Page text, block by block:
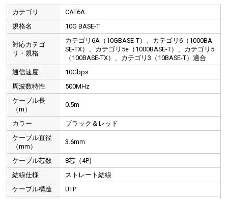
カテゴリ
CAT6A
規格名
10G BASE-T
対応カテゴ
リ・規格
カテゴリ6A（10GBASE-T）、カテゴリ6（1000BA
SE-TX）、カテゴリ5e（1000BASE-T）、カテゴリ5
（100BASE-TX）、カテゴリ3（10BASE-T）適合
通信速度
10Gbps
周波数特性
500MHz
ケーブル長
（m）
0.5m
カラー
ブラック＆レッド
ケーブル直径
（mm）
3.6mm
ケーブル芯数
8芯（4P)
結線仕様
ストレート結線
ケーブル構造
UTP